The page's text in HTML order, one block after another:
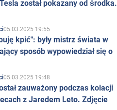
został pokazany od środka.
05.03.2025 19:55
kpić": były mistrz świata w
sposób wypowiedział się o
05.03.2025 19:48
zauważony podczas kolacji
z Jaredem Leto. Zdjęcie